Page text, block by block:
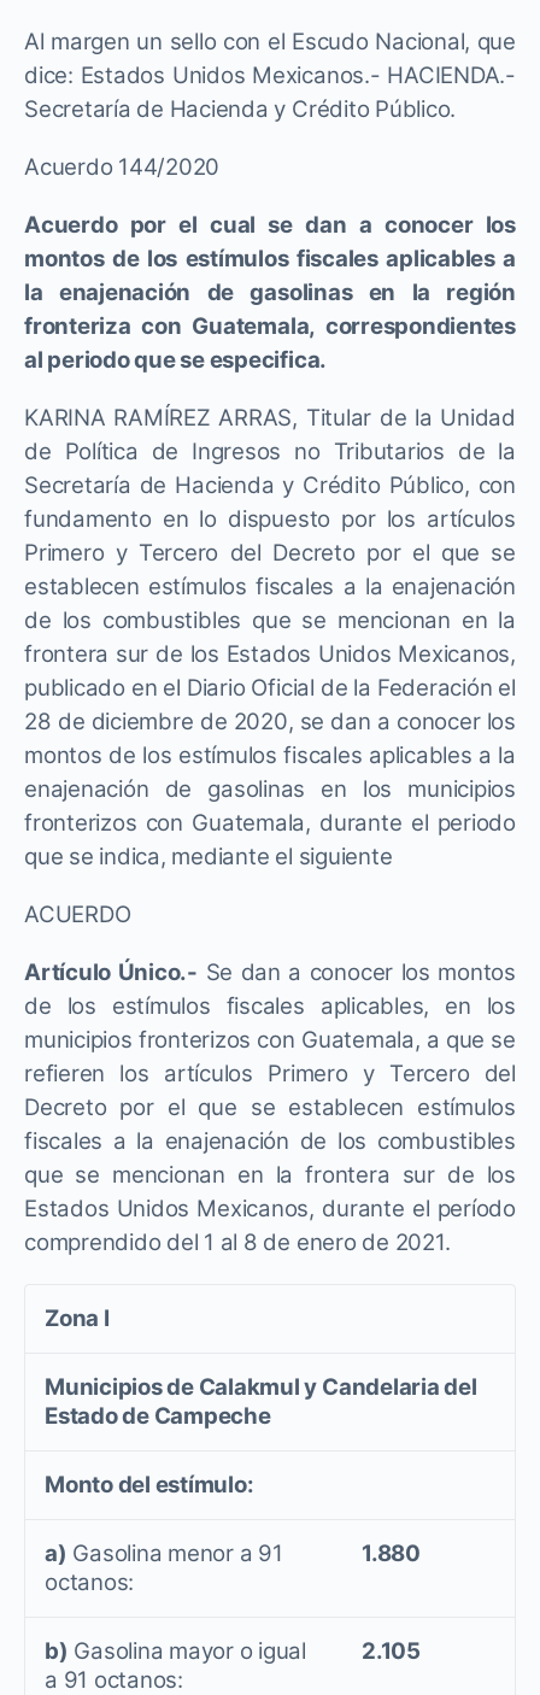
Al margen un sello con el Escudo Nacional, que
dice: Estados Unidos Mexicanos.- HACIENDA.-
Secretaría de Hacienda y Crédito Público.
Acuerdo 144/2020
Acuerdo por el cual se dan a conocer los
montos de los estímulos fiscales aplicables a
la enajenación de gasolinas en la región
fronteriza con Guatemala, correspondientes
al periodo que se especifica.
KARINA RAMÍREZ ARRAS, Titular de la Unidad
de Política de Ingresos no Tributarios de la
Secretaría de Hacienda y Crédito Público, con
fundamento en lo dispuesto por los artículos
Primero y Tercero del Decreto por el que se
establecen estímulos fiscales a la enajenación
de los combustibles que se mencionan en la
frontera sur de los Estados Unidos Mexicanos,
publicado en el Diario Oficial de la Federación el
28 de diciembre de 2020, se dan a conocer los
montos de los estímulos fiscales aplicables a la
enajenación de gasolinas en los municipios
fronterizos con Guatemala, durante el periodo
que se indica, mediante el siguiente
ACUERDO
Artículo Único.- Se dan a conocer los montos
de los estímulos fiscales aplicables, en los
municipios fronterizos con Guatemala, a que se
refieren los artículos Primero y Tercero del
Decreto por el que se establecen estímulos
fiscales a la enajenación de los combustibles
que se mencionan en la frontera sur de los
Estados Unidos Mexicanos, durante el período
comprendido del 1 al 8 de enero de 2021.
Zona I
Municipios de Calakmul y Candelaria del
Estado de Campeche
Monto del estímulo:
a) Gasolina menor a 91
octanos:
1.880
b) Gasolina mayor o igual
a 91 octanos:
2.105